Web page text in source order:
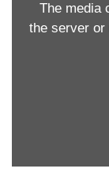
The media
the server or